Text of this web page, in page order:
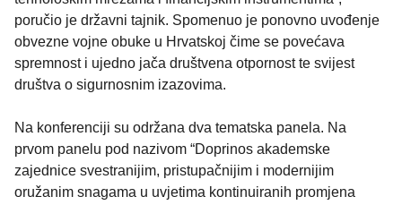
poručio je državni tajnik. Spomenuo je ponovno uvođenje
obvezne vojne obuke u Hrvatskoj čime se povećava
spremnost i ujedno jača društvena otpornost te svijest
društva o sigurnosnim izazovima.
Na konferenciji su održana dva tematska panela. Na
prvom panelu pod nazivom “Doprinos akademske
zajednice svestranijim, pristupačnijim i modernijim
oružanim snagama u uvjetima kontinuiranih promjena